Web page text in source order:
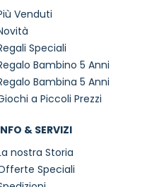
Venduti
Speciali
Bambino 5 Anni
Bambina 5 Anni
a Piccoli Prezzi
& SERVIZI
nostra Storia
Speciali